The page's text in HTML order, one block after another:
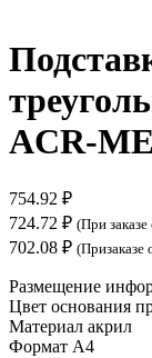
ACR-
754.92 ₽
724.72 ₽ (При
702.08 ₽ (Призаказе
Размещение
Цвет основания
Материал акрил
Формат A4